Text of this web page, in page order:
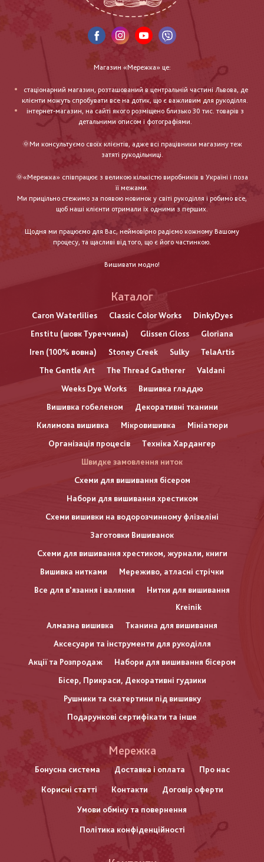
Магазин «Мережка» це:
стаціонарний магазин, розташований в центральній частині Львова, де
клієнти можуть спробувати все на дотик, що є важливим для рукоділля.
інтернет-магазин, на сайті якого розміщено близько 30 тис. товарів з
детальними описом і фотографіями.
🌞Ми консультуємо своїх клієнтів, адже всі працівники магазину теж
затяті рукодільниці.
🌞«Мережка» співпрацює з великою кількістю виробників в Україні і поза
її межами.
Ми прицільно стежимо за появою новинок у світі рукоділля і робимо все,
щоб наші клієнти отримали їх одними з перших.
Щодня ми працюємо для Вас, неймовірно радіємо кожному Вашому
процесу, та щасливі від того, що є його частинкою.
Вишивати модно!
Каталог
Caron Waterlilies Classic Color Works
DinkyDyes
Enstitu (шовк Туреччина)
Glissen Gloss
Gloriana
Iren (100% вовна)
Stoney Creek Sulky
TelaArtis
The Gentle Art
The Thread Gatherer
Valdani
Weeks Dye Works
Вишивка гладдю
Вишивка гобеленом
Декоративні тканини
Килимова вишивка
Мікровишивка
Мініатюри
Організація процесів
Техніка Хардангер
Швидке замовлення ниток
Схеми для вишивання бісером
Набори для вишивання хрестиком
Схеми вишивки на водорозчинному флізеліні
Заготовки Вишиванок
Схеми для вишивання хрестиком, журнали, книги
Вишивка нитками
Мереживо, атласні стрічки
Все для в'язання і валяння
Нитки для вишивання
Kreinik
Алмазна вишивка
Тканина для вишивання
Аксесуари та інструменти для рукоділля
Акції та Розпродаж
Набори для вишивання бісером
Бісер, Прикраси, Декоративні гудзики
Рушники та скатертини під вишивку
Подарункові сертифікати та інше
нижнього
колонтитулу
Мережка
Бонусна система Доставка і оплата Про нас
Корисні статті Контакти Договір оферти
Умови обміну та повернення
Політика конфіденційності